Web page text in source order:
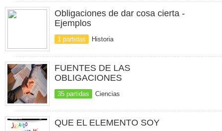
Obligaciones de dar cosa cierta -
Ejemplos
1 partidas Historia
FUENTES DE LAS
OBLIGACIONES
35 partidas Ciencias
QUE EL ELEMENTO SOY